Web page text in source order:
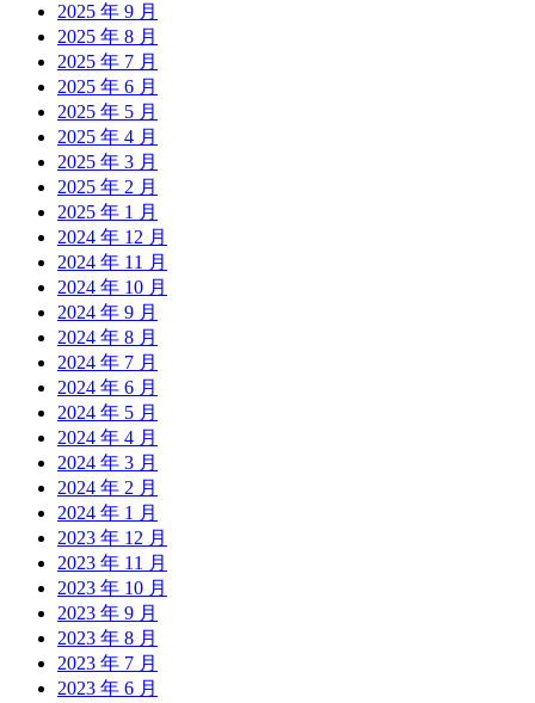
2025 年 9 月
2025 年 8 月
2025 年 7 月
2025 年 6 月
2025 年 5 月
2025 年 4 月
2025 年 3 月
2025 年 2 月
2025 年 1 月
2024 年 12 月
2024 年 11 月
2024 年 10 月
2024 年 9 月
2024 年 8 月
2024 年 7 月
2024 年 6 月
2024 年 5 月
2024 年 4 月
2024 年 3 月
2024 年 2 月
2024 年 1 月
2023 年 12 月
2023 年 11 月
2023 年 10 月
2023 年 9 月
2023 年 8 月
2023 年 7 月
2023 年 6 月